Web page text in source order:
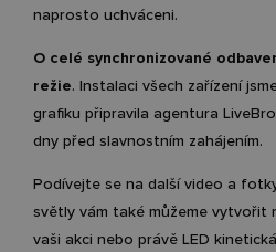
naprosto uchváceni.
O celé synchronizované
režie. Instalaci všech zařízení
grafiku připravila agentura
dny před slavnostním zahájením.
Podívejte se na další video a
světly vám také můžeme
vaši akci nebo právě LED